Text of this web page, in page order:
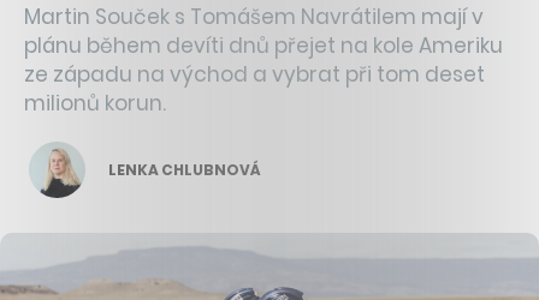
Martin Souček s Tomášem Navrátilem mají v
plánu během devíti dnů přejet na kole Ameriku
ze západu na východ a vybrat při tom deset
milionů korun.
LENKA CHLUBNOVÁ